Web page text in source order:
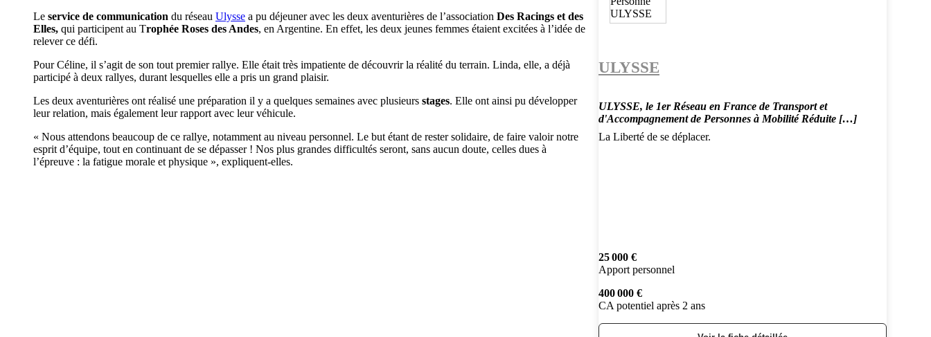
Le service de communication du réseau Ulysse a pu déjeuner avec les deux aventurières de l’association Des Racings et des
Elles, qui participent au Trophée Roses des Andes, en Argentine. En effet, les deux jeunes femmes étaient excitées à l’idée de
relever ce défi.
Pour Céline, il s’agit de son tout premier rallye. Elle était très impatiente de découvrir la réalité du terrain. Linda, elle, a déjà
participé à deux rallyes, durant lesquelles elle a pris un grand plaisir.
Les deux aventurières ont réalisé une préparation il y a quelques semaines avec plusieurs stages. Elle ont ainsi pu développer
leur relation, mais également leur rapport avec leur véhicule.
« Nous attendons beaucoup de ce rallye, notamment au niveau personnel. Le but étant de rester solidaire, de faire valoir notre
esprit d’équipe, tout en continuant de se dépasser ! Nos plus grandes difficultés seront, sans aucun doute, celles dues à
l’épreuve : la fatigue morale et physique », expliquent-elles.
ULYSSE
ULYSSE, le 1er Réseau en France de Transport et
d'Accompagnement de Personnes à Mobilité Réduite […]
La Liberté de se déplacer.
25 000 €
Apport personnel
400 000 €
CA potentiel après 2 ans